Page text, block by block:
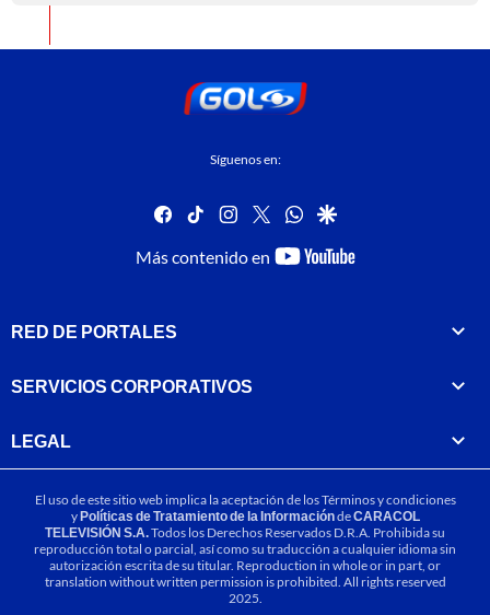
Síguenos en:
facebook
tiktok instagram
twitterwhatsapp
google
Más contenido en
youtube-
RED DE PORTALES
SERVICIOS CORPORATIVOS
LEGAL
El uso de este sitio web implica la aceptación de losTérminos y condiciones
yPolíticas de Tratamiento de la InformacióndeCARACOL
TELEVISIÓN S.A.Todos los Derechos Reservados D.R.A. Prohibida su
reproducción total o parcial, así como su traducción a cualquier idioma sin
autorización escrita de su titular. Reproduction in whole or in part, or
translation without written permission is prohibited. All rights reserved
2025.